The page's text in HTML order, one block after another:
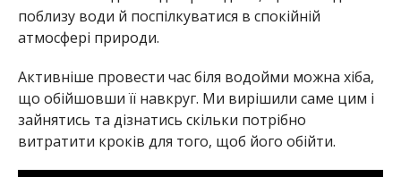
поблизу води й поспілкуватися в спокійній
атмосфері природи.
Активніше провести час біля водойми можна хіба,
що обійшовши її навкруг. Ми вирішили саме цим і
зайнятись та дізнатись скільки потрібно
витратити кроків для того, щоб його обійти.